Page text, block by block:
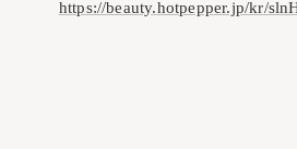
https://beauty.hotpepper.jp/kr/